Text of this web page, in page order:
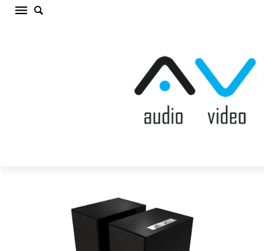
KLIPSCH THE NINES MATTE BLACK Aktīvā
akustiskā sistēma (cena par kompl.)